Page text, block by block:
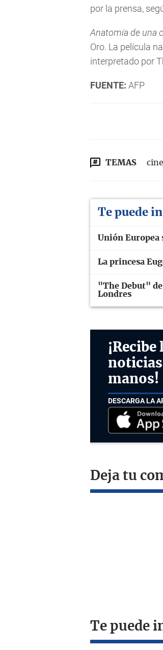
por la prensa,
Anatomía de una
Oro. La película
interpretado por
FUENTE: AFP
TEMAS
Te puede
Unión Europea
La princesa
"The Debut" de
Londres
manos!
DESCARGA LA
Deja tu
Te puede